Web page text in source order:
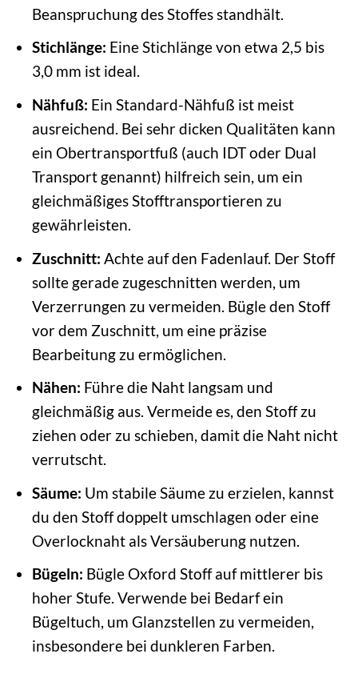
Beanspruchung des Stoffes standhält.
Stichlänge: Eine Stichlänge von etwa 2,5 bis
3,0 mm ist ideal.
Nähfuß: Ein Standard-Nähfuß ist meist
ausreichend. Bei sehr dicken Qualitäten kann
ein Obertransportfuß (auch IDT oder Dual
Transport genannt) hilfreich sein, um ein
gleichmäßiges Stofftransportieren zu
gewährleisten.
Zuschnitt: Achte auf den Fadenlauf. Der Stoff
sollte gerade zugeschnitten werden, um
Verzerrungen zu vermeiden. Bügle den Stoff
vor dem Zuschnitt, um eine präzise
Bearbeitung zu ermöglichen.
Nähen: Führe die Naht langsam und
gleichmäßig aus. Vermeide es, den Stoff zu
ziehen oder zu schieben, damit die Naht nicht
verrutscht.
Säume: Um stabile Säume zu erzielen, kannst
du den Stoff doppelt umschlagen oder eine
Overlocknaht als Versäuberung nutzen.
Bügeln: Bügle Oxford Stoff auf mittlerer bis
hoher Stufe. Verwende bei Bedarf ein
Bügeltuch, um Glanzstellen zu vermeiden,
insbesondere bei dunkleren Farben.